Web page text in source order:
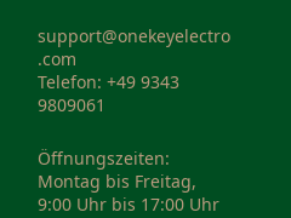
support@onekeyelectro
.com
Telefon: +49 9343
9809061
Öffnungszeiten:
Montag bis Freitag,
9:00 Uhr bis 17:00 Uhr